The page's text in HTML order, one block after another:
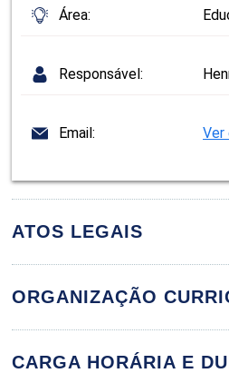
Área:
Responsável:
Email: Ver
ATOS LEGAIS
ORGANIZAÇÃO
CARGA HORÁRIA E